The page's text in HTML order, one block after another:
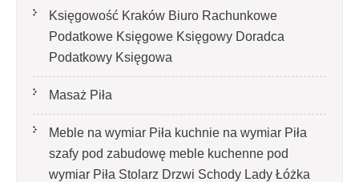
Księgowość Kraków Biuro Rachunkowe
Podatkowe Księgowe Księgowy Doradca
Podatkowy Księgowa
Masaż Piła
Meble na wymiar Piła kuchnie na wymiar Piła
szafy pod zabudowę meble kuchenne pod
wymiar Piła Stolarz Drzwi Schody Lady Łóżka